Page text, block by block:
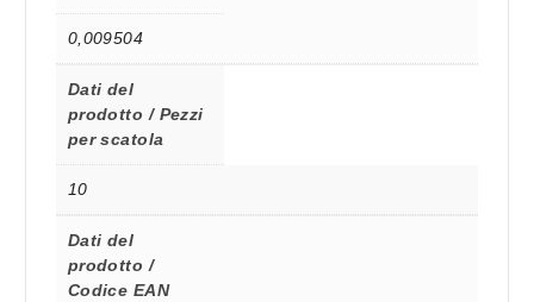
0,009504
Dati del
prodotto / Pezzi
per scatola
10
Dati del
prodotto /
Codice EAN